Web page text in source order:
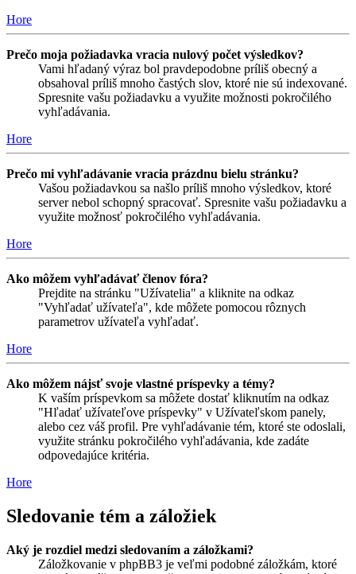
Hore
Prečo moja požiadavka vracia nulový počet výsledkov?
Vami hľadaný výraz bol pravdepodobne príliš obecný a
obsahoval príliš mnoho častých slov, ktoré nie sú indexované.
Spresnite vašu požiadavku a využite možnosti pokročilého
vyhľadávania.
Hore
Prečo mi vyhľadávanie vracia prázdnu bielu stránku?
Vašou požiadavkou sa našlo príliš mnoho výsledkov, ktoré
server nebol schopný spracovať. Spresnite vašu požiadavku a
využite možnosť pokročilého vyhľadávania.
Hore
Ako môžem vyhľadávať členov fóra?
Prejdite na stránku "Užívatelia" a kliknite na odkaz
"Vyhľadať užívateľa", kde môžete pomocou rôznych
parametrov užívateľa vyhľadať.
Hore
Ako môžem nájsť svoje vlastné príspevky a témy?
K vaším príspevkom sa môžete dostať kliknutím na odkaz
"Hľadať užívateľove príspevky" v Užívateľskom panely,
alebo cez váš profil. Pre vyhľadávanie tém, ktoré ste odoslali,
využite stránku pokročilého vyhľadávania, kde zadáte
odpovedajúce kritéria.
Hore
Sledovanie tém a záložiek
Aký je rozdiel medzi sledovaním a záložkami?
Záložkovanie v phpBB3 je veľmi podobné záložkám, ktoré